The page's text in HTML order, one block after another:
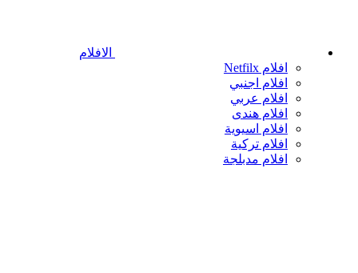
الافلام
افلام Netfilx
افلام اجنبي
افلام عربي
افلام هندى
افلام اسيوية
افلام تركية
افلام مدبلجة